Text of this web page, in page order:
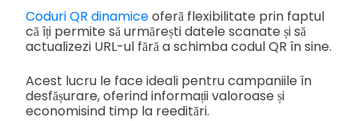
Coduri QR dinamiceoferă flexibilitate prin faptul
că îți permite să urmărești datele scanate și să
actualizezi URL-ul fără a schimba codul QR în sine.
Acest lucru le face ideali pentru campaniile în
desfășurare, oferind informații valoroase și
economisind timp la reeditări.